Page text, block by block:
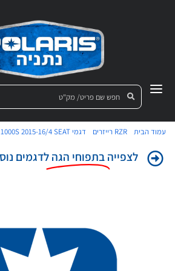
עמוד הבית RZR רייזרים דגמי 1000s1000S 2015-16/4 SEAT
לצפייהבתפוחי הגה לדגמים